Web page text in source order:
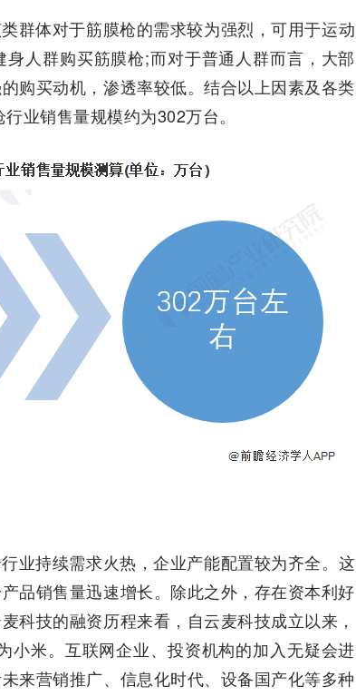
群体对于筋膜枪的需求较为强烈，可用于运动
人群购买筋膜枪;而对于普通人群而言，大部
购买动机，渗透率较低。结合以上因素及各类
业销售量规模约为302万台。
业持续需求火热，企业产能配置较为齐全。这
品销售量迅速增长。除此之外，存在资本利好
科技的融资历程来看，自云麦科技成立以来，
小米。互联网企业、投资机构的加入无疑会进
来营销推广、信息化时代、设备国产化等多种